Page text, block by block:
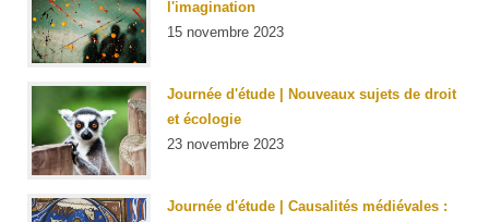
l'imagination
15 novembre 2023
Journée d'étude | Nouveaux sujets de droit
et écologie
23 novembre 2023
Journée d'étude | Causalités médiévales :